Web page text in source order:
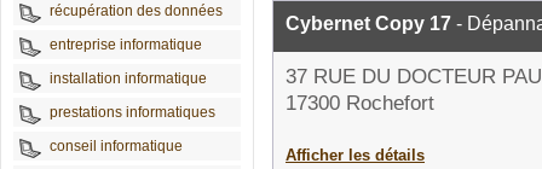
récupération des données
entreprise informatique
installation informatique
prestations informatiques
conseil informatique
Cybernet Copy 17 -
37 RUE DU DOCTEUR
17300 Rochefort
Afficher les détails